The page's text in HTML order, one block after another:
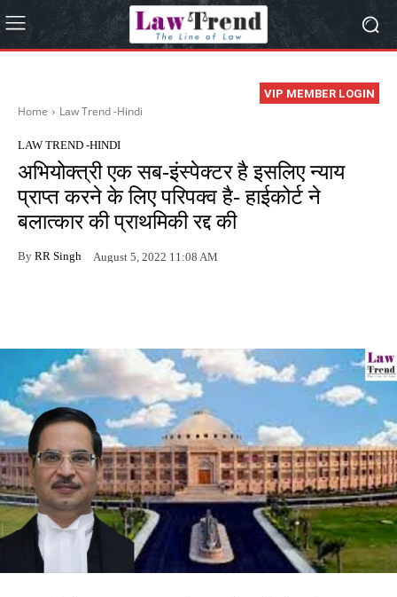
VIP MEMBER LOGIN
Home Law Trend -Hindi
LAW TREND -HINDI
अभियोक्त्री एक सब-इंस्पेक्टर है इसलिए न्याय
प्राप्त करने के लिए परिपक्व है- हाईकोर्ट ने
बलात्कार की प्राथमिकी रद्द की
By RR Singh August 5, 2022 11:08 AM